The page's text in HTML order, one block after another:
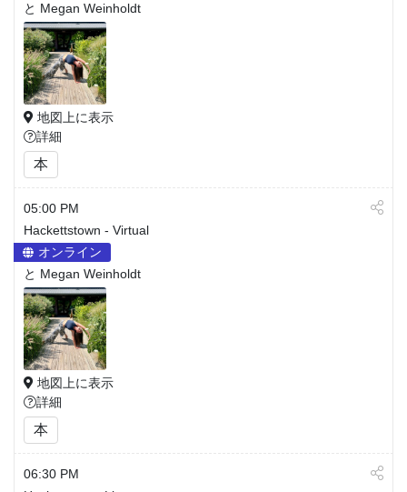
と Megan Weinholdt
地図上に表示
詳細
本
05:00 PM
Hackettstown - Virtual
オンライン
と Megan Weinholdt
地図上に表示
詳細
本
06:30 PM